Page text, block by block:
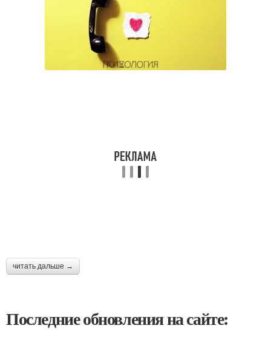
читать дальше →
Последние обновления на сайте: